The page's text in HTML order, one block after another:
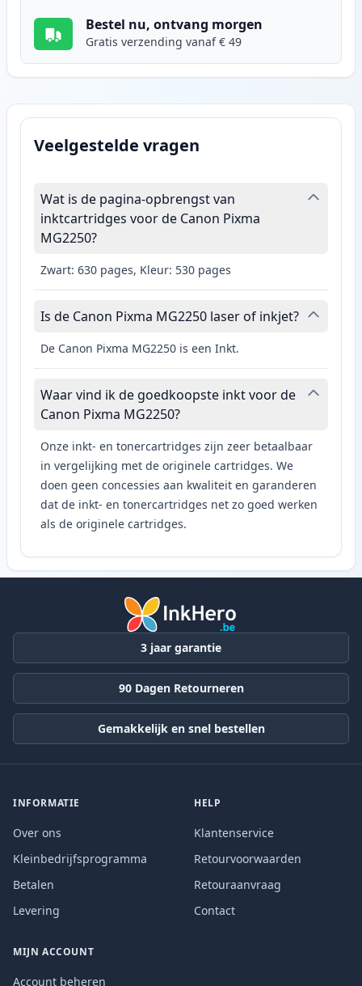
Bestel nu, ontvang morgen
Gratis verzending vanaf € 49
Veelgestelde vragen
Wat is de pagina-opbrengst van
inktcartridges voor de Canon Pixma
MG2250?
Zwart: 630 pages, Kleur: 530 pages
Is de Canon Pixma MG2250 laser of inkjet?
De Canon Pixma MG2250 is een Inkt.
Waar vind ik de goedkoopste inkt voor de
Canon Pixma MG2250?
Onze inkt- en tonercartridges zijn zeer betaalbaar
in vergelijking met de originele cartridges. We
doen geen concessies aan kwaliteit en garanderen
dat de inkt- en tonercartridges net zo goed werken
als de originele cartridges.
3 jaar garantie
90 Dagen Retourneren
Gemakkelijk en snel bestellen
INFORMATIE
Over ons
Kleinbedrijfsprogramma
Betalen
Levering
HELP
Klantenservice
Retourvoorwaarden
Retouraanvraag
Contact
MIJN ACCOUNT
Account beheren